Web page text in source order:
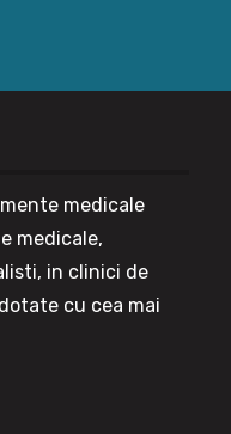
medicale
medicale,
in clinici de
cu cea mai